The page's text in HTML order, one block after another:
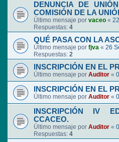
DENUNCIA DE
COMISIÓN DE LA
Último mensaje por vaceo «
Respuestas: 4
QUÉ PASA CON LA
Último mensaje por fjva « 26
Respuestas: 2
INSCRIPCIÓN EN EL
Último mensaje por Auditor «
INSCRIPCIÓN EN EL
Último mensaje por Auditor «
INSCRIPCIÓN IV
CCACEO.
Último mensaje por Auditor «
Respuestas: 4